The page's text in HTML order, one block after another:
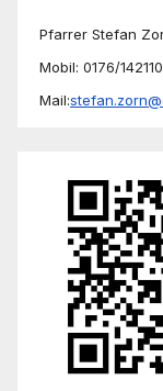
Pfarrer Stefan
Mobil: 0176/
Mail: